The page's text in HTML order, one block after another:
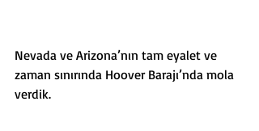
Nevada ve Arizona’nın tam eyalet ve
zaman sınırında Hoover Barajı’nda mola
verdik.